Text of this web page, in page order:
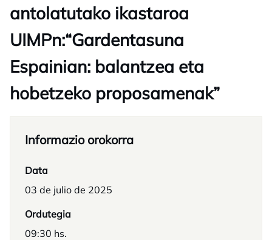
antolatutako ikastaroa
UIMPn:“Gardentasuna
Espainian: balantzea eta
hobetzeko proposamenak”
Informazio orokorra
Data
03 de julio de 2025
Ordutegia
09:30 hs.